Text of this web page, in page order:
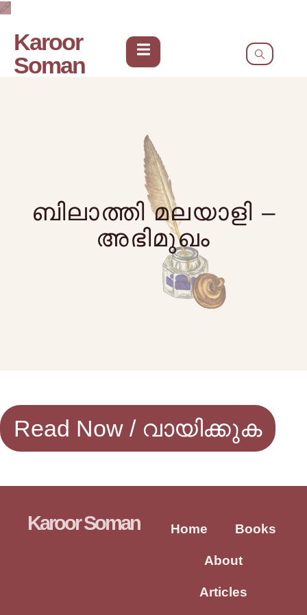
Karoor
Soman
ബിലാത്തി മലയാളി –
അഭിമുഖം
Read Now / വായിക്കുക
Karoor Soman Home Books
About
Articles